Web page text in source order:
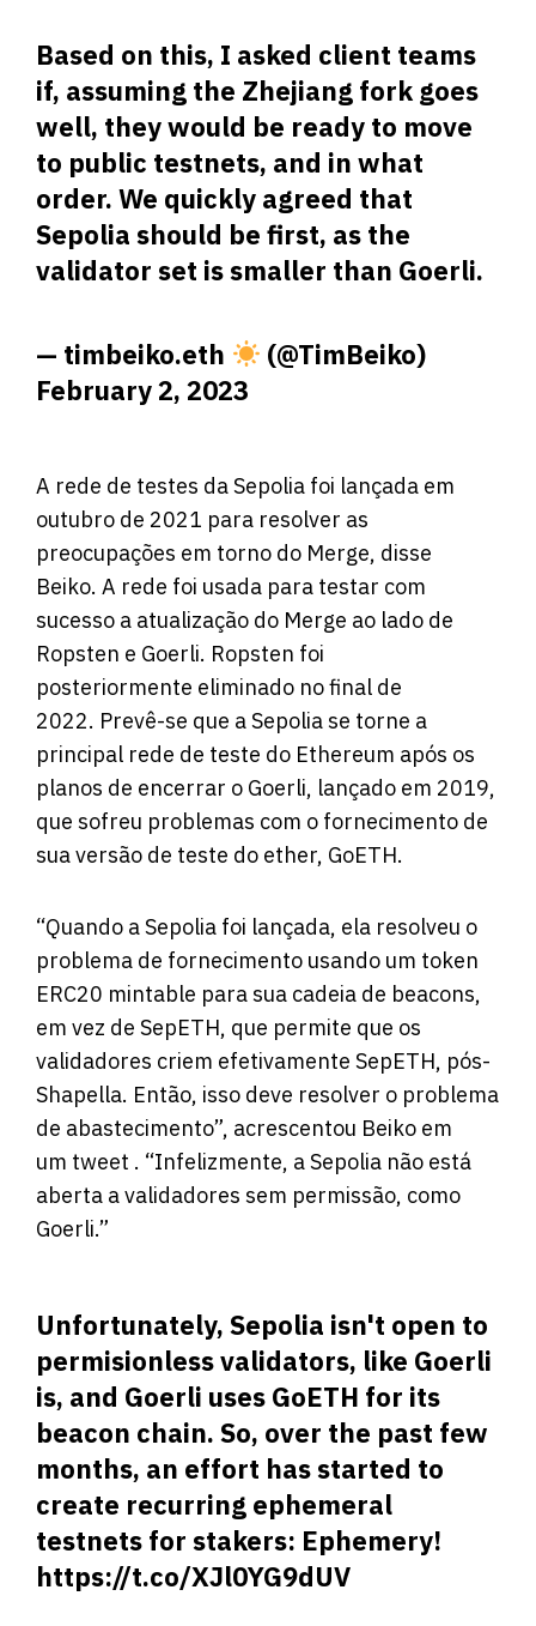
Based on this, I asked client teams
if, assuming the Zhejiang fork goes
well, they would be ready to move
to public testnets, and in what
order. We quickly agreed that
Sepolia should be first, as the
validator set is smaller than Goerli.
— timbeiko.eth
(@TimBeiko)
February 2, 2023
A rede de testes da Sepolia foi lançada em
outubro de 2021 para resolver as
preocupações em torno do Merge, disse
Beiko. A rede foi usada para testar com
sucesso a atualização do Merge ao lado de
Ropsten e Goerli. Ropsten foi
posteriormente eliminado no final de
2022. Prevê-se que a Sepolia se torne a
principal rede de teste do Ethereum após os
planos de encerrar o Goerli, lançado em 2019,
que sofreu problemas com o fornecimento de
sua versão de teste do ether, GoETH.
“Quando a Sepolia foi lançada, ela resolveu o
problema de fornecimento usando um token
ERC20 mintable para sua cadeia de beacons,
em vez de SepETH, que permite que os
validadores criem efetivamente SepETH, pós-
Shapella. Então, isso deve resolver o problema
de abastecimento”, acrescentou Beiko em
um tweet . “Infelizmente, a Sepolia não está
aberta a validadores sem permissão, como
Goerli.”
Unfortunately, Sepolia isn't open to
permisionless validators, like Goerli
is, and Goerli uses GoETH for its
beacon chain. So, over the past few
months, an effort has started to
create recurring ephemeral
testnets for stakers: Ephemery!
https://t.co/XJl0YG9dUV